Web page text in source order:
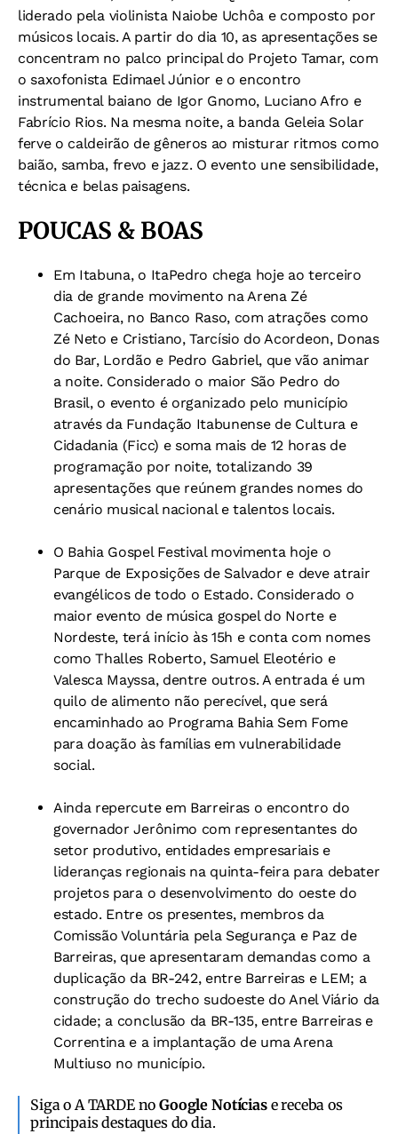
liderado pela violinista Naiobe Uchôa e composto por
músicos locais. A partir do dia 10, as apresentações se
concentram no palco principal do Projeto Tamar, com
o saxofonista Edimael Júnior e o encontro
instrumental baiano de Igor Gnomo, Luciano Afro e
Fabrício Rios. Na mesma noite, a banda Geleia Solar
ferve o caldeirão de gêneros ao misturar ritmos como
baião, samba, frevo e jazz. O evento une sensibilidade,
técnica e belas paisagens.
POUCAS & BOAS
Em Itabuna, o ItaPedro chega hoje ao terceiro
dia de grande movimento na Arena Zé
Cachoeira, no Banco Raso, com atrações como
Zé Neto e Cristiano, Tarcísio do Acordeon, Donas
do Bar, Lordão e Pedro Gabriel, que vão animar
a noite. Considerado o maior São Pedro do
Brasil, o evento é organizado pelo município
através da Fundação Itabunense de Cultura e
Cidadania (Ficc) e soma mais de 12 horas de
programação por noite, totalizando 39
apresentações que reúnem grandes nomes do
cenário musical nacional e talentos locais.
O Bahia Gospel Festival movimenta hoje o
Parque de Exposições de Salvador e deve atrair
evangélicos de todo o Estado. Considerado o
maior evento de música gospel do Norte e
Nordeste, terá início às 15h e conta com nomes
como Thalles Roberto, Samuel Eleotério e
Valesca Mayssa, dentre outros. A entrada é um
quilo de alimento não perecível, que será
encaminhado ao Programa Bahia Sem Fome
para doação às famílias em vulnerabilidade
social.
Ainda repercute em Barreiras o encontro do
governador Jerônimo com representantes do
setor produtivo, entidades empresariais e
lideranças regionais na quinta-feira para debater
projetos para o desenvolvimento do oeste do
estado. Entre os presentes, membros da
Comissão Voluntária pela Segurança e Paz de
Barreiras, que apresentaram demandas como a
duplicação da BR-242, entre Barreiras e LEM; a
construção do trecho sudoeste do Anel Viário da
cidade; a conclusão da BR-135, entre Barreiras e
Correntina e a implantação de uma Arena
Multiuso no município.
Siga o A TARDE noGoogle Notíciase receba os
principais destaques do dia.